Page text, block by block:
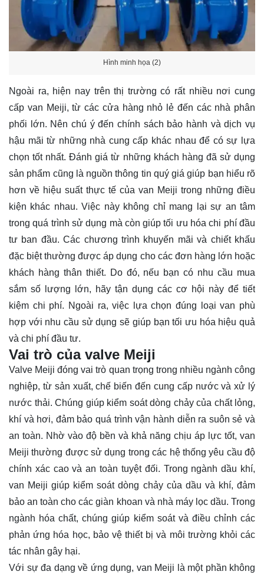
Hình minh họa (2)
Ngoài ra, hiện nay trên thị trường có rất nhiều nơi cung
cấp van Meiji, từ các cửa hàng nhỏ lẻ đến các nhà phân
phối lớn. Nên chú ý đến chính sách bảo hành và dịch vụ
hậu mãi từ những nhà cung cấp khác nhau để có sự lựa
chọn tốt nhất. Đánh giá từ những khách hàng đã sử dụng
sản phẩm cũng là nguồn thông tin quý giá giúp bạn hiểu rõ
hơn về hiệu suất thực tế của van Meiji trong những điều
kiện khác nhau. Việc này không chỉ mang lại sự an tâm
trong quá trình sử dụng mà còn giúp tối ưu hóa chi phí đầu
tư ban đầu. Các chương trình khuyến mãi và chiết khấu
đặc biệt thường được áp dụng cho các đơn hàng lớn hoặc
khách hàng thân thiết. Do đó, nếu bạn có nhu cầu mua
sắm số lượng lớn, hãy tận dụng các cơ hội này để tiết
kiệm chi phí. Ngoài ra, việc lựa chọn đúng loại van phù
hợp với nhu cầu sử dụng sẽ giúp bạn tối ưu hóa hiệu quả
và chi phí đầu tư.
Vai trò của valve Meiji
Valve Meiji đóng vai trò quan trọng trong nhiều ngành công
nghiệp, từ sản xuất, chế biến đến cung cấp nước và xử lý
nước thải. Chúng giúp kiểm soát dòng chảy của chất lỏng,
khí và hơi, đảm bảo quá trình vận hành diễn ra suôn sẻ và
an toàn. Nhờ vào độ bền và khả năng chịu áp lực tốt, van
Meiji thường được sử dụng trong các hệ thống yêu cầu độ
chính xác cao và an toàn tuyệt đối. Trong ngành dầu khí,
van Meiji giúp kiểm soát dòng chảy của dầu và khí, đảm
bảo an toàn cho các giàn khoan và nhà máy lọc dầu. Trong
ngành hóa chất, chúng giúp kiểm soát và điều chỉnh các
phản ứng hóa học, bảo vệ thiết bị và môi trường khỏi các
tác nhân gây hại.
Với sự đa dạng về ứng dụng, van Meiji là một phần không